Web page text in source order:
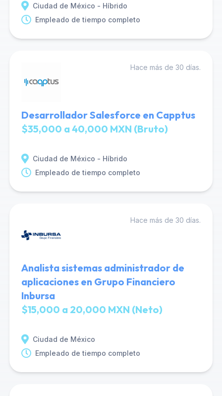
Ciudad de México - Híbrido
Empleado de tiempo completo
Hace más de 30 días.
Desarrollador Salesforce en Capptus
$35,000 a 40,000 MXN (Bruto)
Ciudad de México - Híbrido
Empleado de tiempo completo
Hace más de 30 días.
Analista sistemas administrador de
aplicaciones en Grupo Financiero
Inbursa
$15,000 a 20,000 MXN (Neto)
Ciudad de México
Empleado de tiempo completo